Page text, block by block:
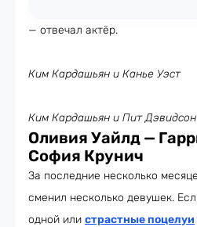
— отвечал актёр.
Ким Кардашьян и Канье Уэст
Ким Кардашьян и Пит Дэвидсон
Оливия Уайлд —
София Крунич
За последние несколько
сменил несколько девушек.
одной или страстные поцелуи